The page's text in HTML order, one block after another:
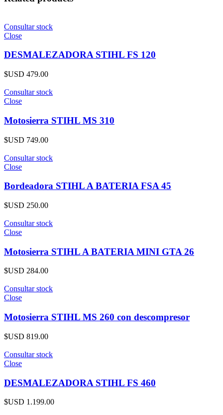
Consultar stock
Close
DESMALEZADORA STIHL FS 120
$USD 479.00
Consultar stock
Close
Motosierra STIHL MS 310
$USD 749.00
Consultar stock
Close
Bordeadora STIHL A BATERIA FSA 45
$USD 250.00
Consultar stock
Close
Motosierra STIHL A BATERIA MINI GTA 26
$USD 284.00
Consultar stock
Close
Motosierra STIHL MS 260 con descompresor
$USD 819.00
Consultar stock
Close
DESMALEZADORA STIHL FS 460
$USD 1.199.00